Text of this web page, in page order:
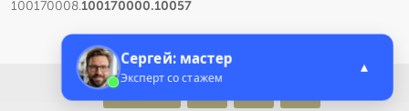
100170008.100170000.10057
Меню
Сергей: мастер
Эксперт со стажем
▲